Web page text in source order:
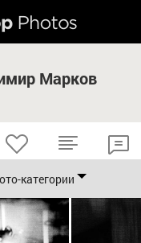
Марков
категории